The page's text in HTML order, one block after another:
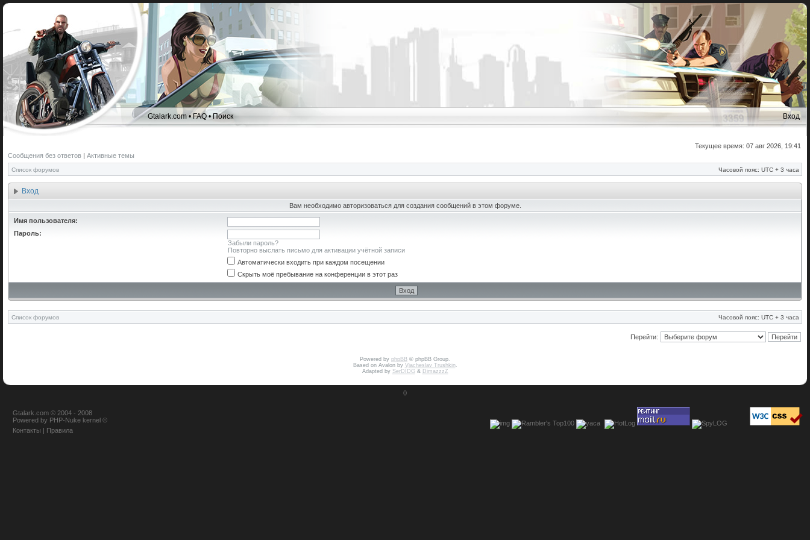
Gtalark.com •FAQ•Поиск Вход
Текущее время: 07 авг 2026, 19:41
Сообщения без ответов | Активные темы
Список форумов Часовой пояс: UTC + 3 часа
Вход
Вам необходимо авторизоваться для создания сообщений в этом форуме.
Имя пользователя:
Пароль:
Забыли пароль?
Повторно выслать письмо для активации учётной записи
Автоматически входить при каждом посещении
Скрыть моё пребывание на конференции в этот раз
Список форумов Часовой пояс: UTC + 3 часа
Перейти:
Powered by phpBB © phpBB Group.
Based on Avalon by Vjacheslav Trushkin.
Adapted by SerDIDG& DimazzzZ
0
Gtalark.com © 2004 - 2008
Powered by PHP-Nuke kernel ©
Контакты | Правила